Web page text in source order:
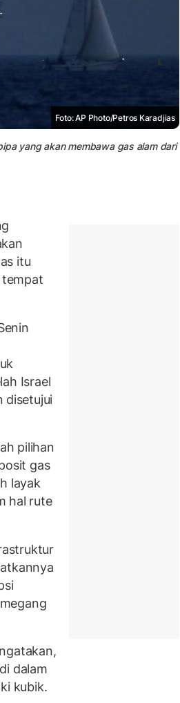
Foto: AP Photo/Petros Karadjias
yang akan membawa gas alam dari
itu
tempat
Israel
disetujui
pilihan
gas
layak
hal rute
dalam
kubik.